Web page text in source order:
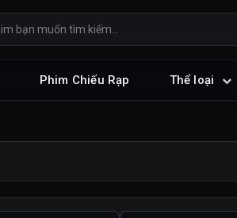
Phim Chiếu Rạp Thể loại